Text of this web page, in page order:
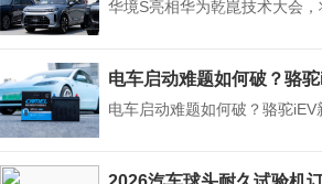
华境S亮相华为乾崑技术大会，
电车启动难题如何破？骆
电车启动难题如何破？骆驼